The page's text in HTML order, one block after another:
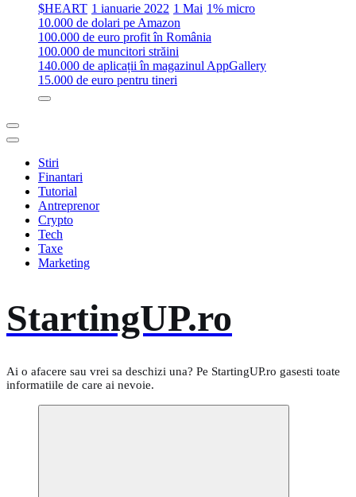
$HEART 1 ianuarie 2022 1 Mai 1% micro
10.000 de dolari pe Amazon
100.000 de euro profit în România
100.000 de muncitori străini
140.000 de aplicații în magazinul AppGallery
15.000 de euro pentru tineri
Stiri
Finantari
Tutorial
Antreprenor
Crypto
Tech
Taxe
Marketing
StartingUP.ro
Ai o afacere sau vrei sa deschizi una? Pe StartingUP.ro gasesti toate
informatiile de care ai nevoie.